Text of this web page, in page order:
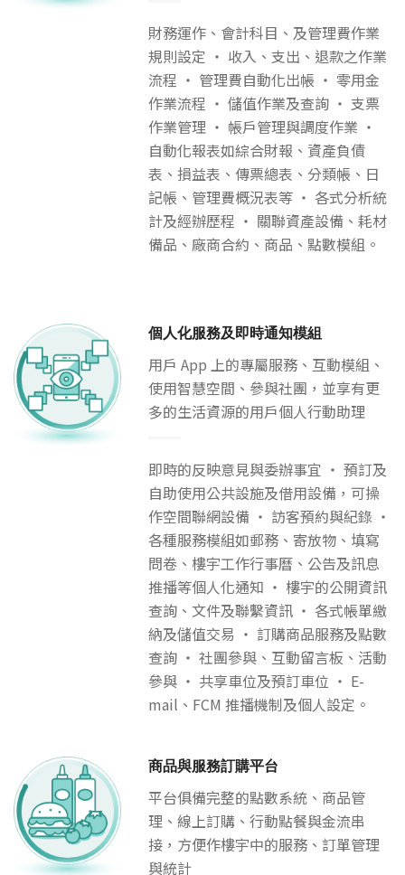
財務運作、會計科目、及管理費作業
規則設定 ‧ 收入、支出、退款之作業
流程 ‧ 管理費自動化出帳 ‧ 零用金
作業流程 ‧ 儲值作業及查詢 ‧ 支票
作業管理 ‧ 帳戶管理與調度作業 ‧
自動化報表如綜合財報、資產負債
表、損益表、傳票總表、分類帳、日
記帳、管理費概況表等 ‧ 各式分析統
計及經辦歷程 ‧ 關聯資產設備、耗材
備品、廠商合約、商品、點數模組。
個人化服務及即時通知模組
用戶 App 上的專屬服務、互動模組、
使用智慧空間、參與社團，並享有更
多的生活資源的用戶個人行動助理
即時的反映意見與委辦事宜 ‧ 預訂及
自助使用公共設施及借用設備，可操
作空間聯網設備 ‧ 訪客預約與紀錄 ‧
各種服務模組如郵務、寄放物、填寫
問卷、樓宇工作行事曆、公告及訊息
推播等個人化通知 ‧ 樓宇的公開資訊
查詢、文件及聯繫資訊 ‧ 各式帳單繳
納及儲值交易 ‧ 訂購商品服務及點數
查詢 ‧ 社團參與、互動留言板、活動
參與 ‧ 共享車位及預訂車位 ‧ E-
mail、FCM 推播機制及個人設定。
商品與服務訂購平台
平台俱備完整的點數系統、商品管
理、線上訂購、行動點餐與金流串
接，方便作樓宇中的服務、訂單管理
與統計